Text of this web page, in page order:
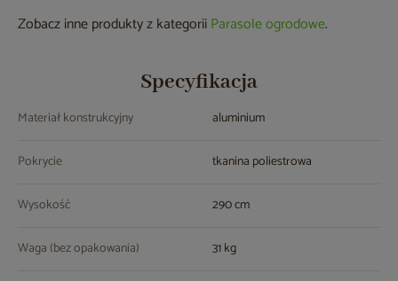
Zobacz inne produkty z kategoriiParasole ogrodowe.
Specyfikacja
Materiał konstrukcyjny aluminium
Pokrycie tkanina poliestrowa
Wysokość 290 cm
Waga (bez opakowania) 31 kg